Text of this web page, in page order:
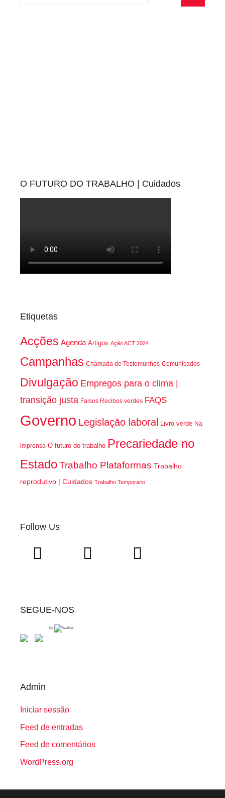
O FUTURO DO TRABALHO | Cuidados
Etiquetas
Acções Agenda Artigos Ação ACT 2024
Campanhas Chamada de Testemunhos Comunicados
Divulgação Empregos para o clima |
transição justa Falsos Recibos verdes FAQS
Governo Legislação laboral Livro verde Na
imprensa O futuro do trabalho Precariedade no
EstadoTrabalho Plataformas Trabalho
reprodutivo | Cuidados Trabalho Temporário
Follow Us
SEGUE-NOS
by
Admin
Iniciar sessão
Feed de entradas
Feed de comentários
WordPress.org